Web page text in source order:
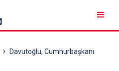
Davutoğlu, Cumhurbaşkanı